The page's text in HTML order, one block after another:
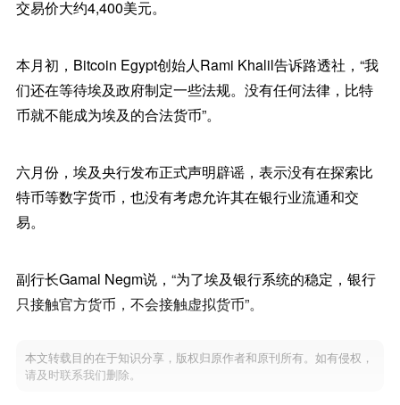
交易价大约4,400美元。
本月初，Bitcoin Egypt创始人Rami Khalil告诉路透社，“我
们还在等待埃及政府制定一些法规。没有任何法律，比特
币就不能成为埃及的合法货币”。
六月份，埃及央行发布正式声明辟谣，表示没有在探索比
特币等数字货币，也没有考虑允许其在银行业流通和交
易。
副行长Gamal Negm说，“为了埃及银行系统的稳定，银行
只接触官方货币，不会接触虚拟货币”。
本文转载目的在于知识分享，版权归原作者和原刊所有。如有侵权，
请及时联系我们删除。